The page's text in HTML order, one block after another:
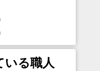
」
」
いる職人